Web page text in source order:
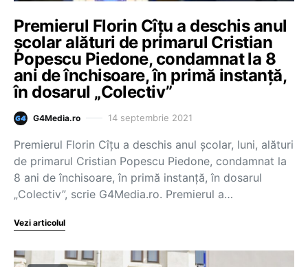
Premierul Florin Cîțu a deschis anul
școlar alături de primarul Cristian
Popescu Piedone, condamnat la 8
ani de închisoare, în primă instanță,
în dosarul „Colectiv”
G4Media.ro 14 septembrie 2021
Premierul Florin Cîțu a deschis anul școlar, luni, alături
de primarul Cristian Popescu Piedone, condamnat la
8 ani de închisoare, în primă instanță, în dosarul
„Colectiv”, scrie G4Media.ro. Premierul a…
Vezi articolul